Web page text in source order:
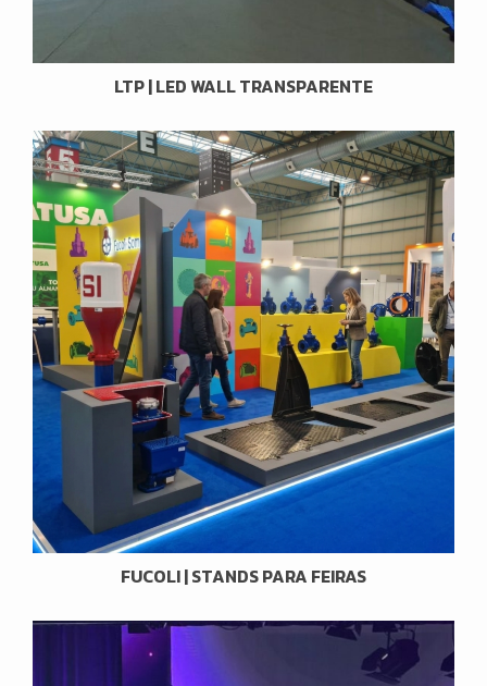
LTP | LED WALL TRANSPARENTE
FUCOLI | STANDS PARA FEIRAS